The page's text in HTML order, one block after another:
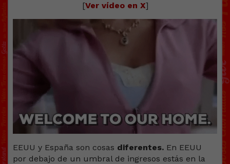
[Ver vídeo en X]
EEUU y España son cosas diferentes. En EEUU
por debajo de un umbral de ingresos estás en la